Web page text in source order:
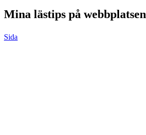
Mina lästips på webbplatsen
Sida